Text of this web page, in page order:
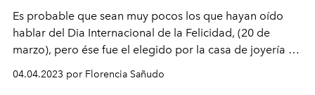
Es probable que sean muy pocos los que hayan oído
hablar del Dia Internacional de la Felicidad, (20 de
marzo), pero ése fue el elegido por la casa de joyería y
relojería Chopard para lanzar su nueva campaña
, protagonizada por su embajadora Julia Roberts.
04.04.2023 por Florencia Sañudo